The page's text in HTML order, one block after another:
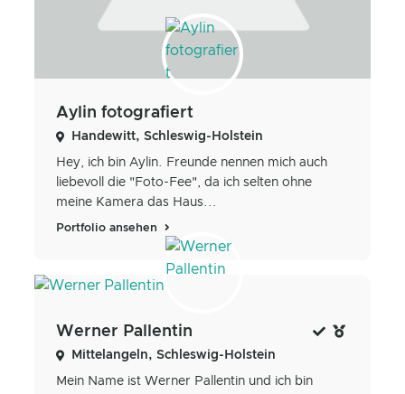
Aylin fotografiert
Handewitt, Schleswig-Holstein
Hey, ich bin Aylin. Freunde nennen mich auch
liebevoll die "Foto-Fee", da ich selten ohne
meine Kamera das Haus...
Portfolio ansehen
Werner Pallentin
Mittelangeln, Schleswig-Holstein
Mein Name ist Werner Pallentin und ich bin